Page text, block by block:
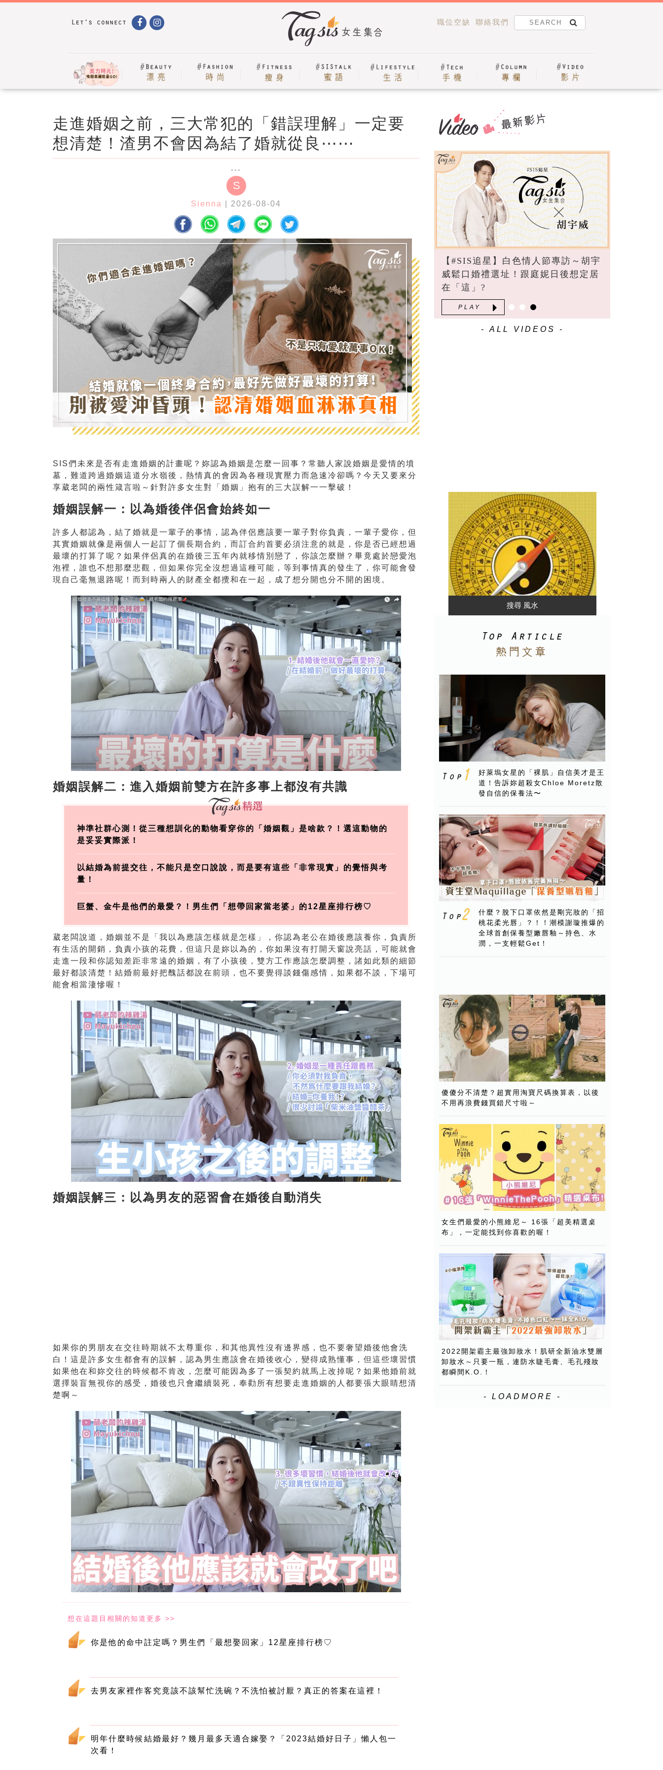
職位空缺 聯絡我們
走進婚姻之前，三大常犯的「錯誤理解」一定要
想清楚！渣男不會因為結了婚就從良⋯⋯
S
Sienna | 2026-08-04
SIS們未來是否有走進婚姻的計畫呢？妳認為婚姻是怎麼一回事？常聽人家說婚姻是愛情的墳
墓，難道跨過婚姻這道分水嶺後，熱情真的會因為各種現實壓力而急速冷卻嗎？今天又要來分
享葳老闆的兩性箴言啦～針對許多女生對「婚姻」抱有的三大誤解一一擊破！
婚姻誤解一：以為婚後伴侶會始終如一
許多人都認為，結了婚就是一輩子的事情，認為伴侶應該要一輩子對你負責，一輩子愛你，但
其實婚姻就像是兩個人一起訂了個長期合約，而訂合約首要必須注意的就是，你是否已經想過
最壞的打算了呢？如果伴侶真的在婚後三五年內就移情別戀了，你該怎麼辦？畢竟處於戀愛泡
泡裡，誰也不想那麼悲觀，但如果你完全沒想過這種可能，等到事情真的發生了，你可能會發
現自己毫無退路呢！而到時兩人的財產全都攪和在一起，成了想分開也分不開的困境。
婚姻誤解二：進入婚姻前雙方在許多事上都沒有共識
神準社群心測！從三種想訓化的動物看穿你的「婚姻觀」是啥款？！選這動物的
是妥妥實際派！
以結婚為前提交往，不能只是空口說說，而是要有這些「非常現實」的覺悟與考
量！
巨蟹、金牛是他們的最愛？！男生們「想帶回家當老婆」的12星座排行榜♡
葳老闆說道，婚姻並不是「我以為應該怎樣就是怎樣」，你認為老公在婚後應該養你，負責所
有生活的開銷，負責小孩的花費，但這只是妳以為的，你如果沒有打開天窗說亮話，可能就會
走進一段和你認知差距非常遠的婚姻，有了小孩後，雙方工作應該怎麼調整，諸如此類的細節
最好都談清楚！結婚前最好把醜話都說在前頭，也不要覺得談錢傷感情，如果都不談，下場可
能會相當淒慘喔！
婚姻誤解三：以為男友的惡習會在婚後自動消失
如果你的男朋友在交往時期就不太尊重你，和其他異性沒有邊界感，也不要奢望婚後他會洗
白！這是許多女生都會有的誤解，認為男生應該會在婚後收心，變得成熟懂事，但這些壞習慣
如果他在和妳交往的時候都不肯改，怎麼可能因為多了一張契約就馬上改掉呢？如果他婚前就
選擇裝盲無視你的感受，婚後也只會繼續裝死，奉勸所有想要走進婚姻的人都要張大眼睛想清
楚啊～
你是他的命中註定嗎？男生們「最想娶回家」12星座排行榜♡
去男友家裡作客究竟該不該幫忙洗碗？不洗怕被討厭？真正的答案在這裡！
明年什麼時候結婚最好？幾月最多天適合嫁娶？「2023結婚好日子」懶人包一
次看！
【#SIS追星】白色情人節專訪～胡宇
威鬆口婚禮選址！跟庭妮日後想定居
在「這」?
PLAY
- ALL VIDEOS -
好萊塢女星的「裸肌」自信美才是王
道！告訴妳超殺女Chloe Moretz散
發自信的保養法〜
什麼？脫下口罩依然是剛完妝的「招
桃花柔光唇」？！！潮模謝璇推爆的
全球首創保養型嫩唇釉～持色、水
潤，一支輕鬆Get！
傻傻分不清楚？超實用淘寶尺碼換算表，以後
不用再浪費錢買錯尺寸啦～
女生們最愛的小熊維尼～ 16張「超美精選桌
布」，一定能找到你喜歡的喔！
2022開架霸主最強卸妝水！肌研全新油水雙層
卸妝水～只要一瓶，連防水睫毛膏、毛孔殘妝
都瞬間K.O.！
- LOADMORE -